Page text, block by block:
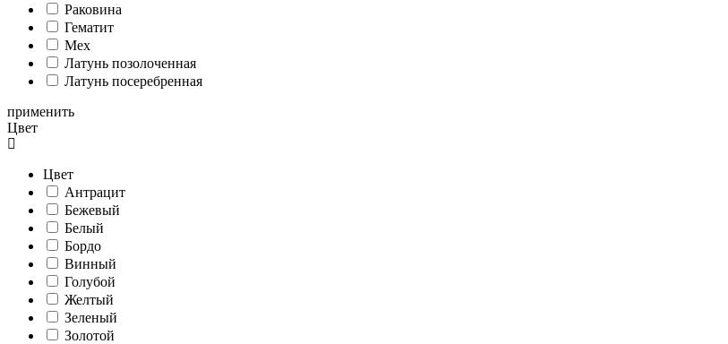
Раковина
Гематит
Мех
Латунь позолоченная
Латунь посеребренная
применить
Цвет
Цвет
Антрацит
Бежевый
Белый
Бордо
Винный
Голубой
Желтый
Зеленый
Золотой